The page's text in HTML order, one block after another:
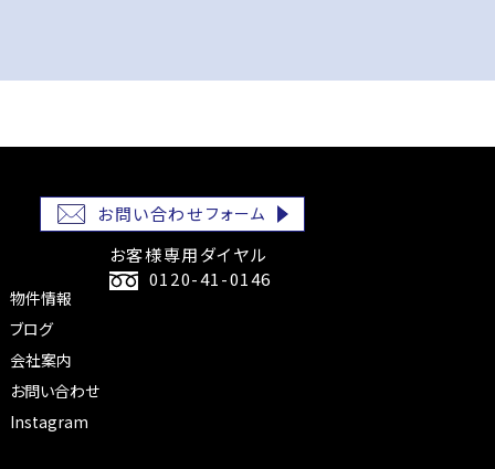
お問い合わせ フォーム
物件情報
ブログ
会社案内
お問い合わせ
Instagram
お客様専用ダイヤル
0120-41-0146